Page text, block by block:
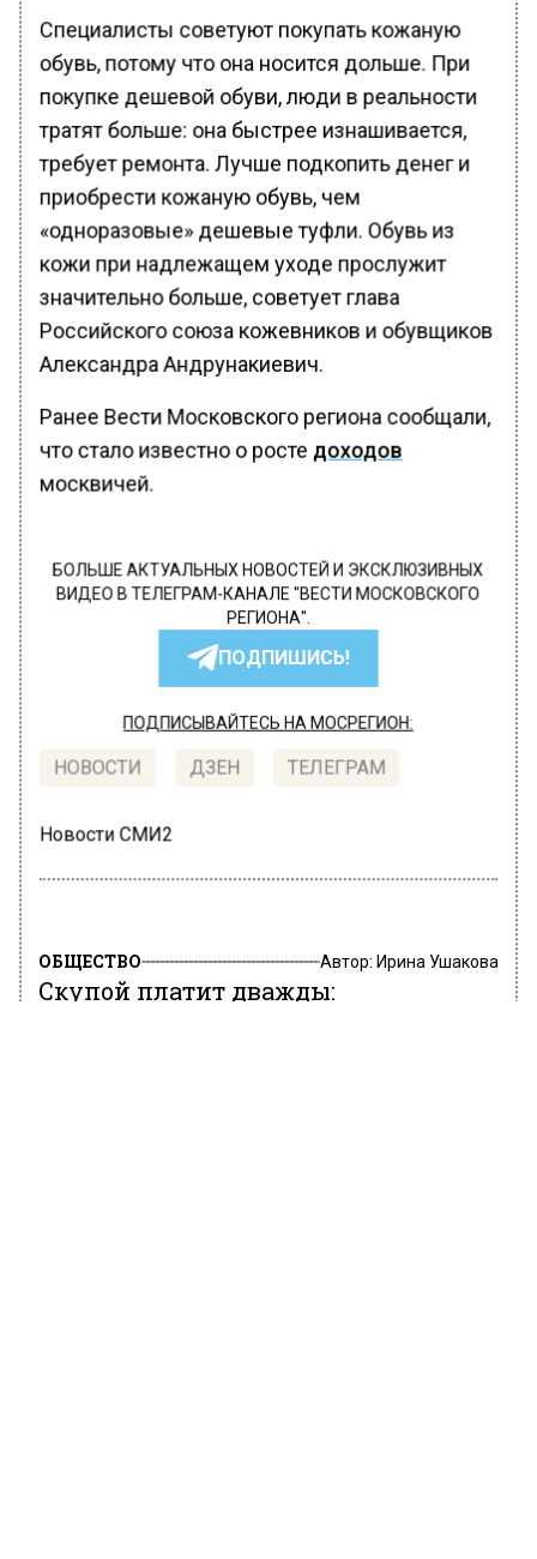
Специалисты советуют покупать кожаную
обувь, потому что она носится дольше. При
покупке дешевой обуви, люди в реальности
тратят больше: она быстрее изнашивается,
требует ремонта. Лучше подкопить денег и
приобрести кожаную обувь, чем
«одноразовые» дешевые туфли. Обувь из
кожи при надлежащем уходе прослужит
значительно больше, советует глава
Российского союза кожевников и обувщиков
Александра Андрунакиевич.
Ранее Вести Московского региона сообщали,
что стало известно о росте доходов
москвичей.
БОЛЬШЕ АКТУАЛЬНЫХ НОВОСТЕЙ И ЭКСКЛЮЗИВНЫХ
ВИДЕО В ТЕЛЕГРАМ-КАНАЛЕ "ВЕСТИ МОСКОВСКОГО
РЕГИОНА".
ПОДПИШИСЬ!
ПОДПИСЫВАЙТЕСЬ НА МОСРЕГИОН:
НОВОСТИ ДЗЕН ТЕЛЕГРАМ
Новости СМИ2
ОБЩЕСТВО Автор: Ирина Ушакова
Скупой платит дважды: